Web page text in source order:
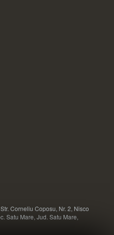
Corneliu Coposu, Nr. 2, Nisco
Satu Mare, Jud. Satu Mare,